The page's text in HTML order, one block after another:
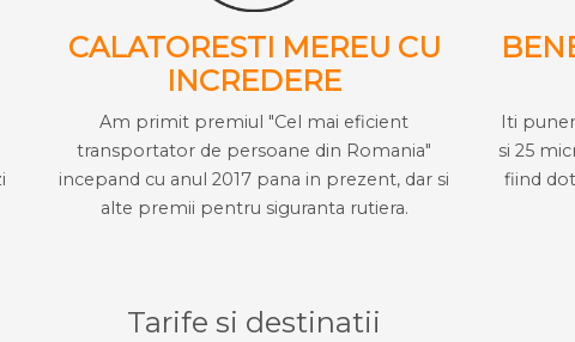
CALATORESTI MEREU CU
INCREDERE
Am primit premiul "Cel mai eficient
transportator de persoane din Romania"
incepand cu anul 2017 pana in prezent, dar si
alte premii pentru siguranta rutiera.
Iti
si 25
fiind
Tarife si destinatii